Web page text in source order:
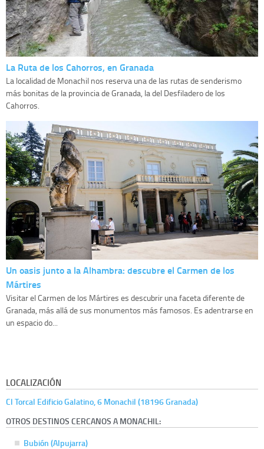
La Ruta de los Cahorros, en Granada
La localidad de Monachil nos reserva una de las rutas de senderismo
más bonitas de la provincia de Granada, la del Desfiladero de los
Cahorros.
Un oasis junto a la Alhambra: descubre el Carmen de los
Mártires
Visitar el Carmen de los Mártires es descubrir una faceta diferente de
Granada, más allá de sus monumentos más famosos. Es adentrarse en
un espacio do...
LOCALIZACIÓN
Cl Torcal Edificio Galatino, 6 Monachil (18196 Granada)
OTROS DESTINOS CERCANOS A MONACHIL:
Bubión (Alpujarra)